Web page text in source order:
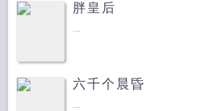
胖皇后
...
六千个晨昏
...